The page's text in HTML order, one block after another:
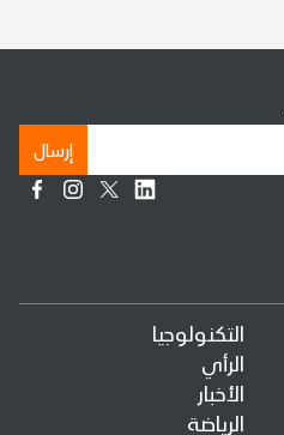
التكنولوجيا
الرأي
الأخبار
الرياضة
إرسال